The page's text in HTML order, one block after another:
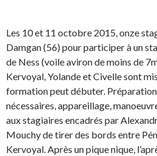
Les 10 et 11 octobre 2015, onze
Damgan (56) pour participer à un
de Ness (voile aviron de moins de
Kervoyal, Yolande et Civelle sont
formation peut débuter.
nécessaires, appareillage,
aux stagiaires encadrés par
Mouchy de tirer des bords entre
Kervoyal. Après un pique nique,